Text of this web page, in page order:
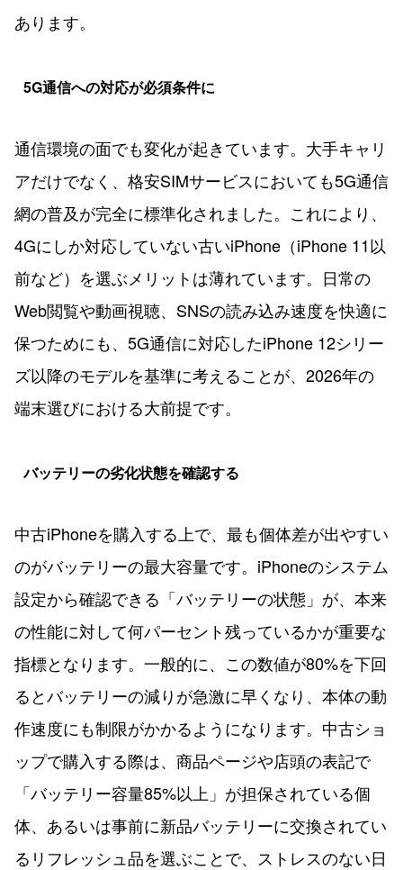
あります。
5G通信への対応が必須条件に
通信環境の面でも変化が起きています。大手キャリ
アだけでなく、格安SIMサービスにおいても5G通信
網の普及が完全に標準化されました。これにより、
4Gにしか対応していない古いiPhone（iPhone 11以
前など）を選ぶメリットは薄れています。日常の
Web閲覧や動画視聴、SNSの読み込み速度を快適に
保つためにも、5G通信に対応したiPhone 12シリー
ズ以降のモデルを基準に考えることが、2026年の
端末選びにおける大前提です。
バッテリーの劣化状態を確認する
中古iPhoneを購入する上で、最も個体差が出やすい
のがバッテリーの最大容量です。iPhoneのシステム
設定から確認できる「バッテリーの状態」が、本来
の性能に対して何パーセント残っているかが重要な
指標となります。一般的に、この数値が80%を下回
るとバッテリーの減りが急激に早くなり、本体の動
作速度にも制限がかかるようになります。中古ショ
ップで購入する際は、商品ページや店頭の表記で
「バッテリー容量85%以上」が担保されている個
体、あるいは事前に新品バッテリーに交換されてい
るリフレッシュ品を選ぶことで、ストレスのない日